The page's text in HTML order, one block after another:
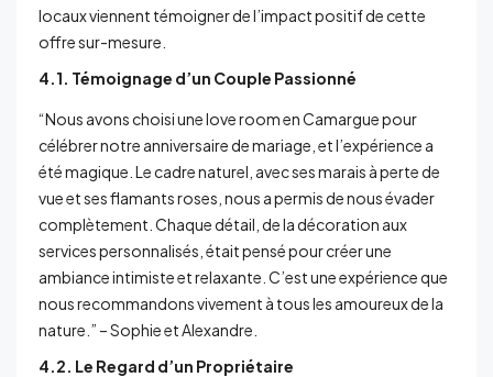
locaux viennent témoigner de l’impact positif de cette
offre sur-mesure.
4.1. Témoignage d’un Couple Passionné
“Nous avons choisi une love room en Camargue pour
célébrer notre anniversaire de mariage, et l’expérience a
été magique. Le cadre naturel, avec ses marais à perte de
vue et ses flamants roses, nous a permis de nous évader
complètement. Chaque détail, de la décoration aux
services personnalisés, était pensé pour créer une
ambiance intimiste et relaxante. C’est une expérience que
nous recommandons vivement à tous les amoureux de la
nature.” – Sophie et Alexandre.
4.2. Le Regard d’un Propriétaire